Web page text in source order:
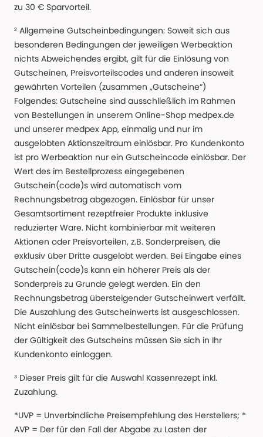
zu 30 € Sparvorteil.
² Allgemeine Gutscheinbedingungen: Soweit sich aus
besonderen Bedingungen der jeweiligen Werbeaktion
nichts Abweichendes ergibt, gilt für die Einlösung von
Gutscheinen, Preisvorteilscodes und anderen insoweit
gewährten Vorteilen (zusammen „Gutscheine“)
Folgendes: Gutscheine sind ausschließlich im Rahmen
von Bestellungen in unserem Online-Shop medpex.de
und unserer medpex App, einmalig und nur im
ausgelobten Aktionszeitraum einlösbar. Pro Kundenkonto
ist pro Werbeaktion nur ein Gutscheincode einlösbar. Der
Wert des im Bestellprozess eingegebenen
Gutschein(code)s wird automatisch vom
Rechnungsbetrag abgezogen. Einlösbar für unser
Gesamtsortiment rezeptfreier Produkte inklusive
reduzierter Ware. Nicht kombinierbar mit weiteren
Aktionen oder Preisvorteilen, z.B. Sonderpreisen, die
exklusiv über Dritte ausgelobt werden. Bei Eingabe eines
Gutschein(code)s kann ein höherer Preis als der
Sonderpreis zu Grunde gelegt werden. Ein den
Rechnungsbetrag übersteigender Gutscheinwert verfällt.
Die Auszahlung des Gutscheinwerts ist ausgeschlossen.
Nicht einlösbar bei Sammelbestellungen. Für die Prüfung
der Gültigkeit des Gutscheins müssen Sie sich in Ihr
Kundenkonto einloggen.
³ Dieser Preis gilt für die Auswahl Kassenrezept inkl.
Zuzahlung.
*UVP = Unverbindliche Preisempfehlung des Herstellers; *
AVP = Der für den Fall der Abgabe zu Lasten der